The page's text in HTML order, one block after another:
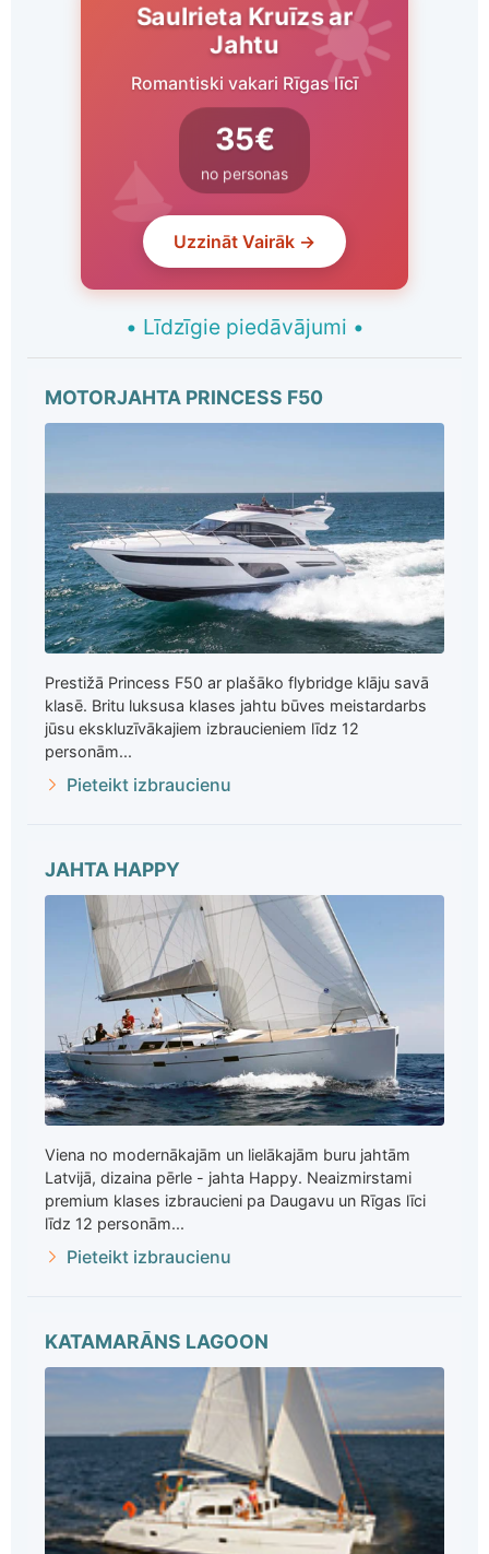
Saulrieta Kruīzs ar
Jahtu
Romantiski vakari Rīgas līcī
35€
no personas
Uzzināt Vairāk →
• Līdzīgie piedāvājumi •
MOTORJAHTA PRINCESS F50
Prestižā Princess F50 ar plašāko flybridge klāju savā
klasē. Britu luksusa klases jahtu būves meistardarbs
jūsu ekskluzīvākajiem izbraucieniem līdz 12
personām...
Pieteikt izbraucienu
JAHTA HAPPY
Viena no modernākajām un lielākajām buru jahtām
Latvijā, dizaina pērle - jahta Happy. Neaizmirstami
premium klases izbraucieni pa Daugavu un Rīgas līci
līdz 12 personām...
Pieteikt izbraucienu
KATAMARĀNS LAGOON